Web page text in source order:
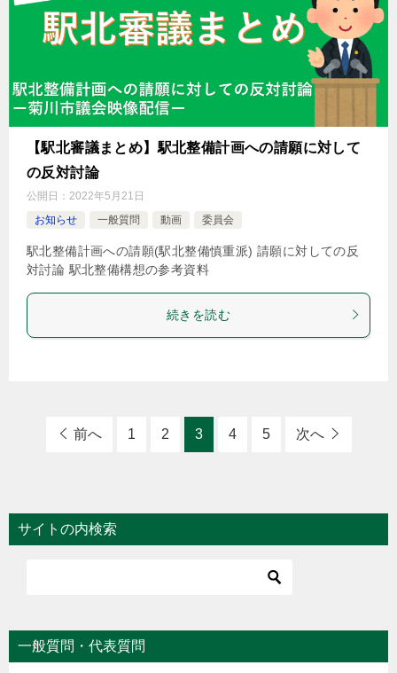
【駅北審議まとめ】駅北整備計画への請願に対して
の反対討論
公開日： 2022年5月21日
お知らせ
一般質問 動画 委員会
駅北整備計画への請願(駅北整備慎重派) 請願に対しての反
対討論 駅北整備構想の参考資料
続きを読む
前へ 1 2 3 4 5 次へ
サイトの内検索
一般質問・代表質問